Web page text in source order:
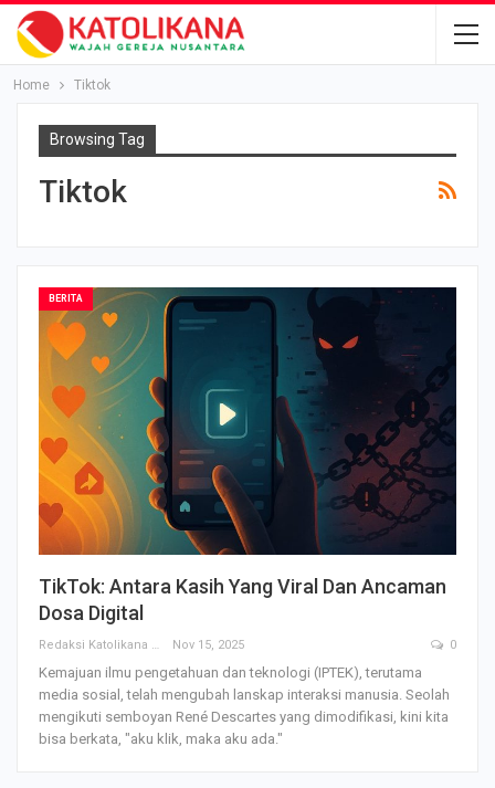
Home Tiktok
Browsing Tag
Tiktok
BERITA
TikTok: Antara Kasih Yang Viral Dan Ancaman
Dosa Digital
Redaksi Katolikana Nov 15, 2025 0
Kemajuan ilmu pengetahuan dan teknologi (IPTEK), terutama
media sosial, telah mengubah lanskap interaksi manusia. Seolah
mengikuti semboyan René Descartes yang dimodifikasi, kini kita
bisa berkata, "aku klik, maka aku ada."